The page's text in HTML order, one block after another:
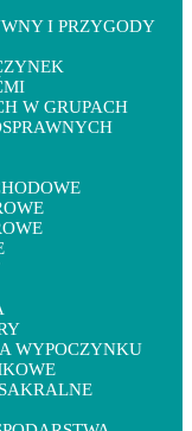
I PRZYGODY
W GRUPACH
WYPOCZYNKU